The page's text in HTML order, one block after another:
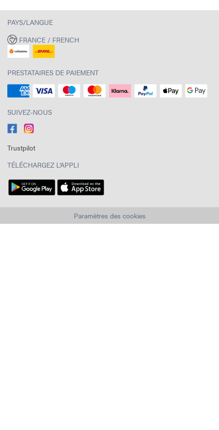
PAYS/LANGUE
FRANCE / FRENCH
PRESTATAIRES DE PAIEMENT
SUIVEZ-NOUS
Trustpilot
TÉLÉCHARGEZ L'APPLI
Paramètres des cookies